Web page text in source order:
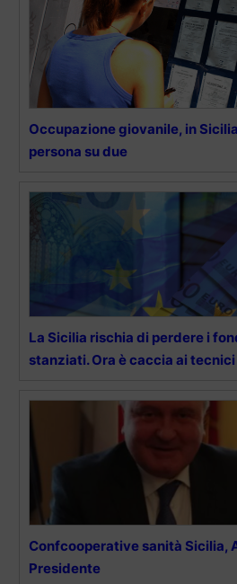
Occupazione giovanile, in
persona su due
La Sicilia rischia di perdere i
stanziati. Ora è caccia ai tecnici
Confcooperative sanità Sicilia,
Presidente